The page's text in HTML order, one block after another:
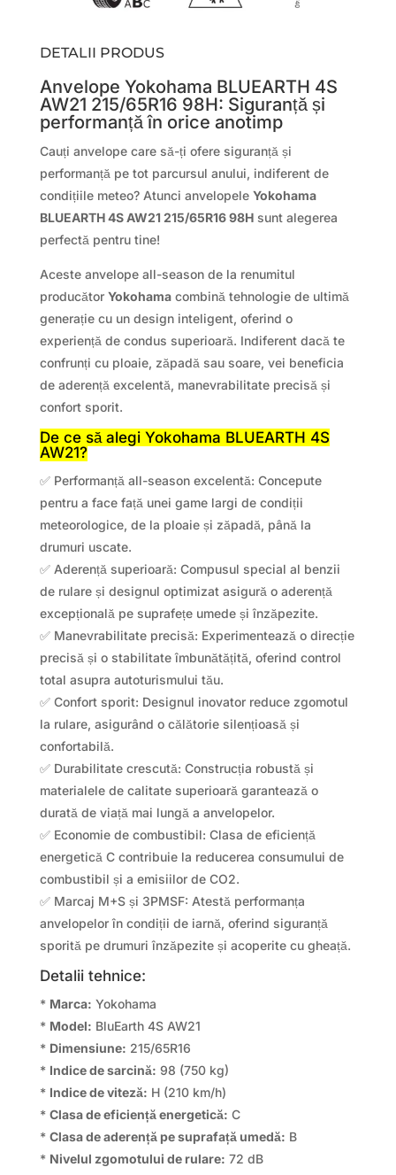
DETALII PRODUS
Anvelope Yokohama BLUEARTH 4S
AW21 215/65R16 98H: Siguranță și
performanță în orice anotimp
Cauți anvelope care să-ți ofere siguranță și
performanță pe tot parcursul anului, indiferent de
condițiile meteo? Atunci anvelopele Yokohama
BLUEARTH 4S AW21 215/65R16 98Hsunt alegerea
perfectă pentru tine!
Aceste anvelope all-season de la renumitul
producător Yokohamacombină tehnologie de ultimă
generație cu un design inteligent, oferind o
experiență de condus superioară. Indiferent dacă te
confrunți cu ploaie, zăpadă sau soare, vei beneficia
de aderență excelentă, manevrabilitate precisă și
confort sporit.
De ce să alegi Yokohama BLUEARTH 4S
AW21?
✅ Performanță all-season excelentă: Concepute
pentru a face față unei game largi de condiții
meteorologice, de la ploaie și zăpadă, până la
drumuri uscate.
✅ Aderență superioară: Compusul special al benzii
de rulare și designul optimizat asigură o aderență
excepțională pe suprafețe umede și înzăpezite.
✅ Manevrabilitate precisă: Experimentează o direcție
precisă și o stabilitate îmbunătățită, oferind control
total asupra autoturismului tău.
✅ Confort sporit: Designul inovator reduce zgomotul
la rulare, asigurând o călătorie silențioasă și
confortabilă.
✅ Durabilitate crescută: Construcția robustă și
materialele de calitate superioară garantează o
durată de viață mai lungă a anvelopelor.
✅ Economie de combustibil: Clasa de eficiență
energetică C contribuie la reducerea consumului de
combustibil și a emisiilor de CO2.
✅ Marcaj M+S și 3PMSF: Atestă performanța
anvelopelor în condiții de iarnă, oferind siguranță
sporită pe drumuri înzăpezite și acoperite cu gheață.
Detalii tehnice:
* Marca: Yokohama
* Model: BluEarth 4S AW21
* Dimensiune: 215/65R16
* Indice de sarcină: 98 (750 kg)
* Indice de viteză: H (210 km/h)
* Clasa de eficiență energetică: C
* Clasa de aderență pe suprafață umedă: B
* Nivelul zgomotului de rulare: 72 dB